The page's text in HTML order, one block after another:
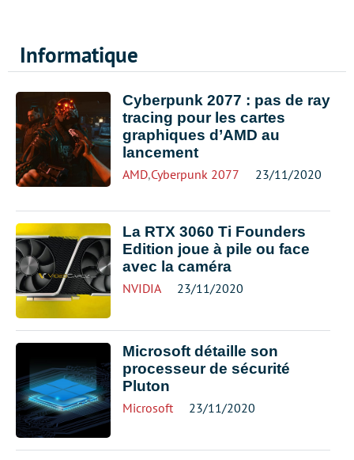
Informatique
Cyberpunk 2077 : pas de ray
tracing pour les cartes
graphiques d’AMD au
lancement
AMD,Cyberpunk 2077 23/11/2020
La RTX 3060 Ti Founders
Edition joue à pile ou face
avec la caméra
NVIDIA 23/11/2020
Microsoft détaille son
processeur de sécurité
Pluton
Microsoft 23/11/2020